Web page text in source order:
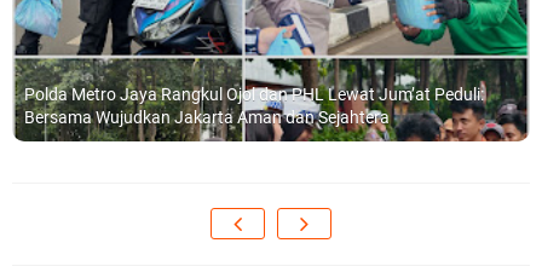
Polda Metro Jaya Rangkul Ojol dan PHL Lewat Jum’at Peduli:
Bersama Wujudkan Jakarta Aman dan Sejahtera